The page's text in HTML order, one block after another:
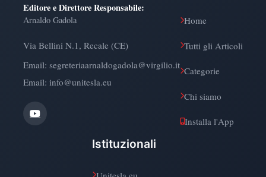
Editore e Direttore Responsabile:
Arnaldo Gadola
Via Bellini N.1, Recale (CE)
Email: segreteriaarnaldogadola@virgilio.it
Email: info@unitesla.eu
Home
Tutti gli Articoli
Categorie
Chi siamo
Installa l'App
Istituzionali